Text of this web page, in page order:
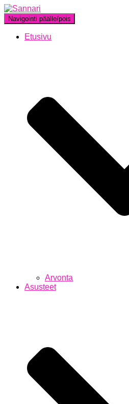
Navigointi päälle/pois
Etusivu
Arvonta
Asusteet